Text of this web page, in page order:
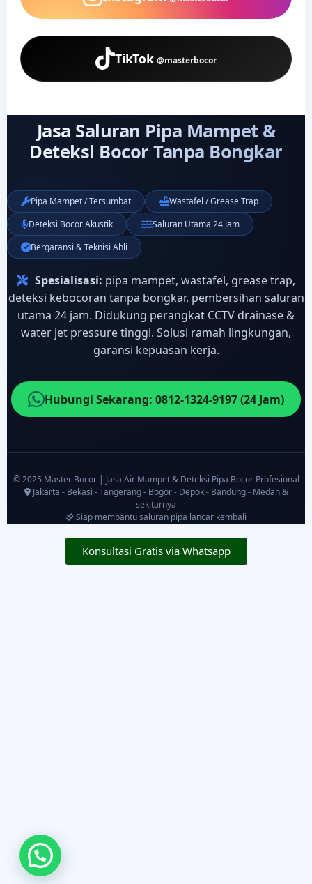
TikTok @masterbocor
Jasa Saluran Pipa Mampet &
Deteksi Bocor Tanpa Bongkar
Pipa Mampet / Tersumbat
Wastafel / Grease Trap
Deteksi Bocor Akustik
Saluran Utama 24 Jam
Bergaransi & Teknisi Ahli
Spesialisasi: pipa mampet, wastafel, grease trap,
deteksi kebocoran tanpa bongkar, pembersihan saluran
utama 24 jam. Didukung perangkat CCTV drainase &
water jet pressure tinggi. Solusi ramah lingkungan,
garansi kepuasan kerja.
Hubungi Sekarang: 0812-1324-9197 (24 Jam)
© 2025 Master Bocor | Jasa Air Mampet & Deteksi Pipa Bocor Profesional
Jakarta - Bekasi - Tangerang - Bogor - Depok - Bandung - Medan &
sekitarnya
Siap membantu saluran pipa lancar kembali
Konsultasi Gratis via Whatsapp